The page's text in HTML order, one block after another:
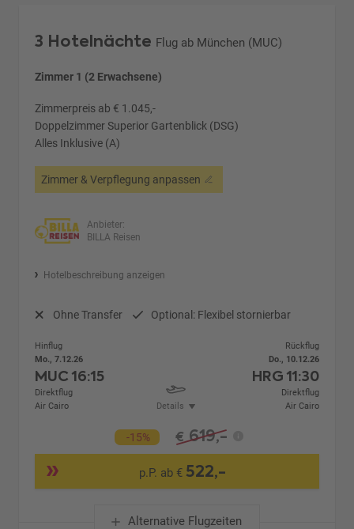
3 Hotelnächte Flug ab München (MUC)
Zimmer 1 (2 Erwachsene)
Zimmerpreis ab € 1.045,-
Doppelzimmer Superior Gartenblick (DSG)
Alles Inklusive (A)
Zimmer & Verpflegung anpassen
Anbieter:
BILLA Reisen
Hotelbeschreibung anzeigen
Ohne Transfer Optional: Flexibel stornierbar
Hinflug
Mo., 7.12.26
MUC16:15
Direktflug
Air Cairo
Details
Rückflug
Do., 10.12.26
HRG 11:30
Direktflug
Air Cairo
-15% € 619,-
p.P. ab € 522,-
Alternative Flugzeiten